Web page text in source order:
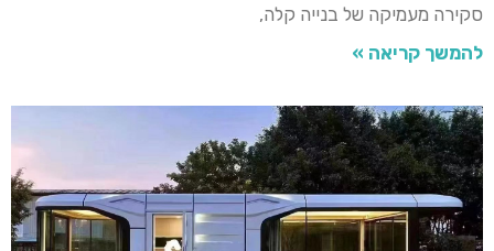
סקירה מעמיקה של בנייה קלה,
להמשך קריאה »